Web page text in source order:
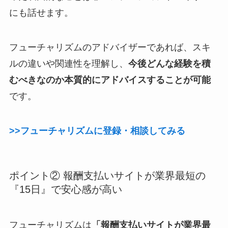
にも話せます。
フューチャリズムのアドバイザーであれば、スキ
ルの違いや関連性を理解し、 今後どんな経験を積
むべきなのか本質的にアドバイスすることが可能
です。
>>フューチャリズムに登録・相談してみる
ポイント② 報酬支払いサイトが業界最短の
『15日』で安心感が高い
フューチャリズムは 「報酬支払いサイトが業界最